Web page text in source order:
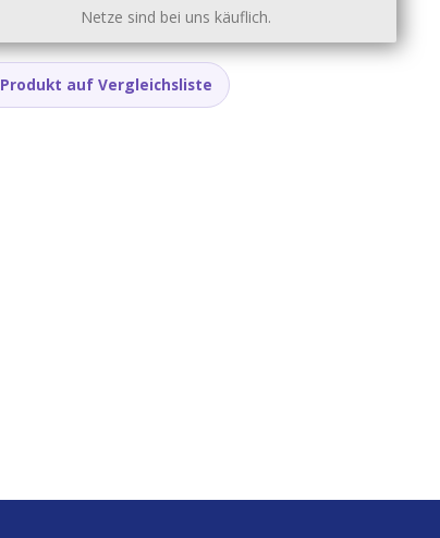
Netze sind bei uns käuflich.
Produkt auf Vergleichsliste